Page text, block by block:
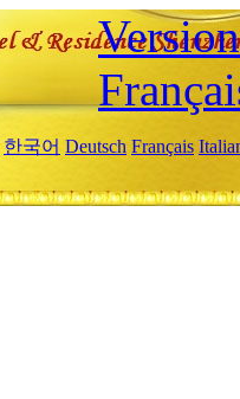
한국어 Deutsch Français